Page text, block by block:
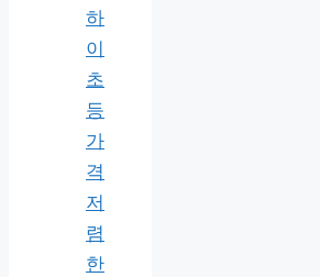
하
이
초
등
가
격
저
렴
한